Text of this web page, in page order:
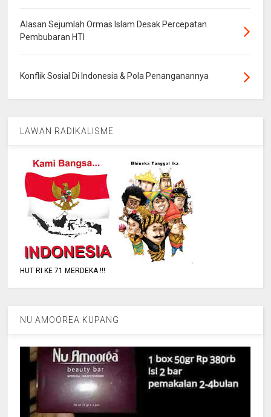
Alasan Sejumlah Ormas Islam Desak Percepatan
Pembubaran HTI
Konflik Sosial Di Indonesia & Pola Penanganannya
LAWAN RADIKALISME
HUT RI KE 71 MERDEKA !!!
NU AMOOREA KUPANG